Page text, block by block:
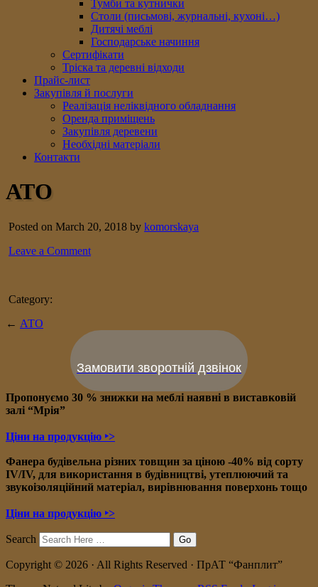
Тумби та кутнички
Столи (письмові, журнальні, кухоні…)
Дитячі меблі
Господарське начиння
Сертифікати
Тріска та деревні відходи
Прайс-лист
Закупівля й послуги
Реалізація неліквідного обладнання
Оренда приміщень
Закупівля деревени
Необхідні матеріали
Контакти
АТО
Posted on March 20, 2018 by komorskaya
Leave a Comment
Category:
← АТО
Замовити зворотній дзвінок
Пропонуємо 30 % знижки на меблі наявні в виставковій
залі “Мрія”
Ціни на продукцію ‣>
Фанера будівельна різних товщин за ціною -40% від сорту
IV/IV, для використання в будівництві, утеплюючий та
звукоізоляційний матеріал, вирівнювання поверхонь тощо
Ціни на продукцію ‣>
Search
Copyright © 2026 · All Rights Reserved · ПрАТ “Фанплит”